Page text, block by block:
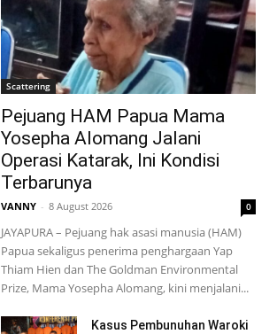
Scattering
Pejuang HAM Papua Mama
Yosepha Alomang Jalani
Operasi Katarak, Ini Kondisi
Terbarunya
VANNY - 8 August 2026 0
JAYAPURA – Pejuang hak asasi manusia (HAM)
Papua sekaligus penerima penghargaan Yap
Thiam Hien dan The Goldman Environmental
Prize, Mama Yosepha Alomang, kini menjalani...
Kasus Pembunuhan Waroki